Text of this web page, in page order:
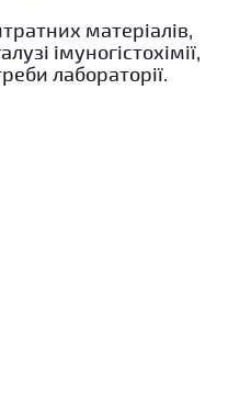
матеріалів,
імуногістохімії,
лабораторії.